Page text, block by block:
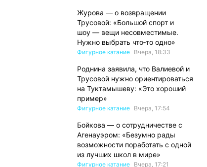
Журова — о возвращении
Трусовой: «Большой спорт и
шоу — вещи несовместимые.
Нужно выбрать что‑то одно»
Фигурное катание Вчера, 18:33
Роднина заявила, что Валиевой и
Трусовой нужно ориентироваться
на Туктамышеву: «Это хороший
пример»
Фигурное катание Вчера, 17:54
Бойкова — о сотрудничестве с
Агенауэром: «Безумно рады
возможности поработать с одной
из лучших школ в мире»
Фигурное катание Вчера, 17:21